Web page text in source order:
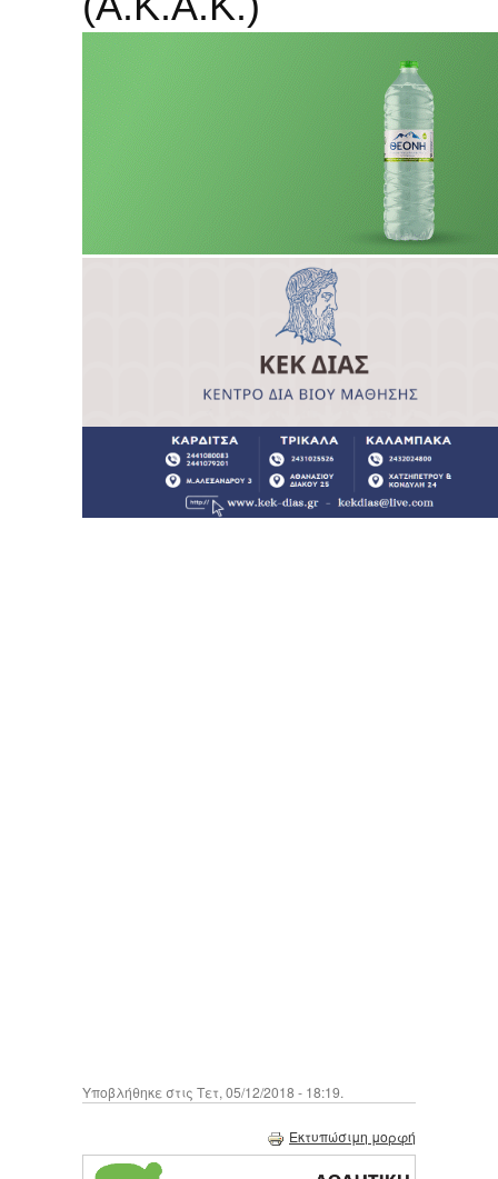
Υποβλήθηκε στις Τετ, 05/12/2018 - 18:19.
Εκτυπώσιμη μορφή